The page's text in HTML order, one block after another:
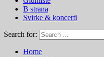
B strana
Svirke & koncerti
Search for:
Home